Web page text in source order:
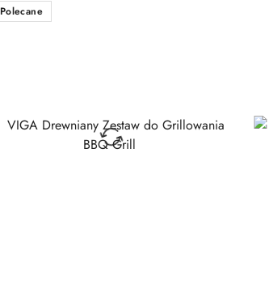
Polecane